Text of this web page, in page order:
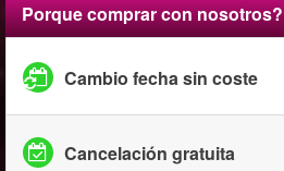
Porque comprar con nosotros?
Cambio fecha sin coste
Cancelación gratuita